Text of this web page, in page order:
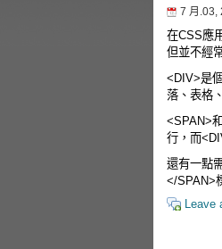
7 月.03,
在CSS應
但並不經
<DIV>是
落、表格
<SPAN>
行，而
還有一點
</SPAN>
Leave